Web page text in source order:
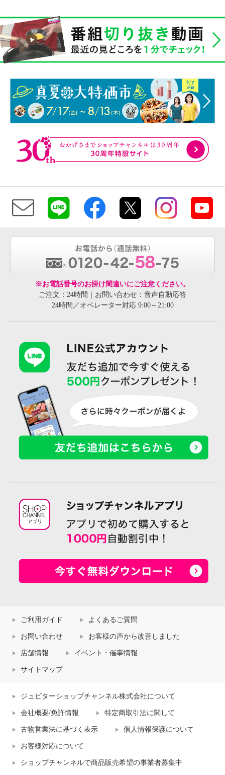
※お電話番号のお掛け間違いにご注意ください。
ご注文：24時間｜お問い合わせ：音声自動応答
24時間／オペレーター対応 9:00～21:00
ご利用ガイド よくあるご質問
お問い合わせ お客様の声から改善しました
店舗情報 イベント・催事情報
サイトマップ
ジュピターショップチャンネル株式会社について
会社概要/免許情報 特定商取引法に関して
古物営業法に基づく表示 個人情報保護について
お客様対応について
ショップチャンネルで商品販売希望の事業者募集中